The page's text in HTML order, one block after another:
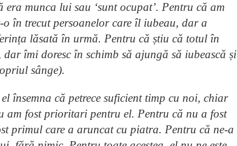
munca lui sau ‘sunt ocupat’. Pentru că am
în trecut persoanelor care îl iubeau, dar a
lăsată în urmă. Pentru că știu că totul în
îmi doresc în schimb să ajungă să iubească și
sânge).
însemna că petrece suficient timp cu noi, chiar
am fost prioritari pentru el. Pentru că nu a fost
primul care a aruncat cu piatra. Pentru că ne-a